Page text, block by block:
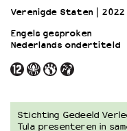
OVER LANTARENVENSTER
Werken bij
Word vriend
Historie
Verenigde Staten
2022
Engels gesproken
Nederlands ondertiteld
Stichting Gedeeld
Tula presenteren in